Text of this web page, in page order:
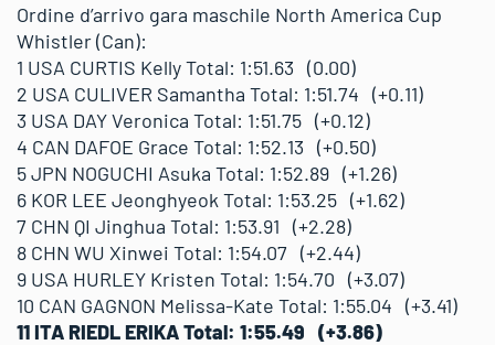
Ordine d’arrivo gara maschile North America Cup
Whistler (Can):
1 USA CURTIS Kelly Total: 1:51.63 (0.00)
2 USA CULIVER Samantha Total: 1:51.74 (+0.11)
3 USA DAY Veronica Total: 1:51.75 (+0.12)
4 CAN DAFOE Grace Total: 1:52.13 (+0.50)
5 JPN NOGUCHI Asuka Total: 1:52.89 (+1.26)
6 KOR LEE Jeonghyeok Total: 1:53.25 (+1.62)
7 CHN QI Jinghua Total: 1:53.91 (+2.28)
8 CHN WU Xinwei Total: 1:54.07 (+2.44)
9 USA HURLEY Kristen Total: 1:54.70 (+3.07)
10 CAN GAGNON Melissa-Kate Total: 1:55.04 (+3.41)
11 ITA RIEDL ERIKA Total: 1:55.49 (+3.86)